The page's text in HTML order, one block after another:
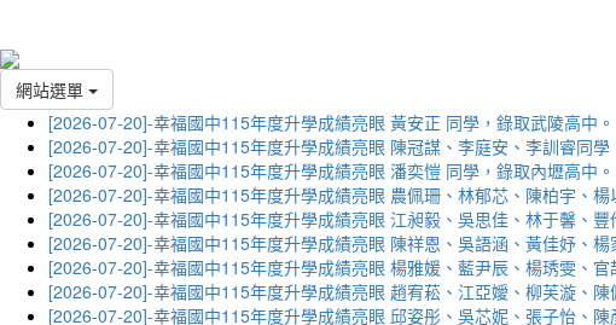
網站選單
[2026-07-20]-幸福國中115年度升學成績亮眼 黃安正 同學，錄取武陵高中。
[2026-07-20]-幸福國中115年度升學成績亮眼 陳冠謀、李庭安、李訓睿同學
[2026-07-20]-幸福國中115年度升學成績亮眼 潘奕愷 同學，錄取內壢高中。
[2026-07-20]-幸福國中115年度升學成績亮眼 農佩珊、林郁芯、陳柏宇、楊
[2026-07-20]-幸福國中115年度升學成績亮眼 江昶毅、吳思佳、林于馨、豐
[2026-07-20]-幸福國中115年度升學成績亮眼 陳祥恩、吳語涵、黃佳妤、楊
[2026-07-20]-幸福國中115年度升學成績亮眼 楊雅媛、藍尹辰、楊琇雯、官
[2026-07-20]-幸福國中115年度升學成績亮眼 趙宥菘、江亞嬡、柳芙漩、陳
[2026-07-20]-幸福國中115年度升學成績亮眼 邱姿彤、吳芯妮、張子怡、陳